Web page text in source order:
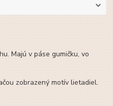
Majú v páse gumičku, vo
zobrazený motív lietadiel.